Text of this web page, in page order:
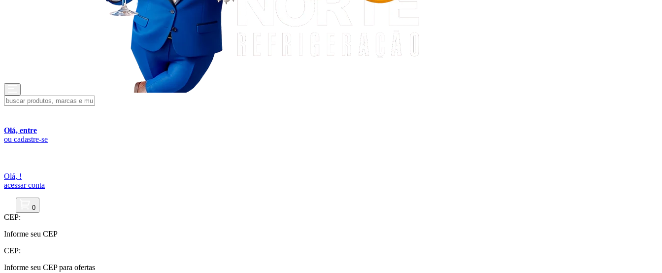
Olá, entre
ou cadastre-se
Olá, !
acessar conta
0
CEP:
Informe seu CEP
CEP:
Informe seu CEP para ofertas